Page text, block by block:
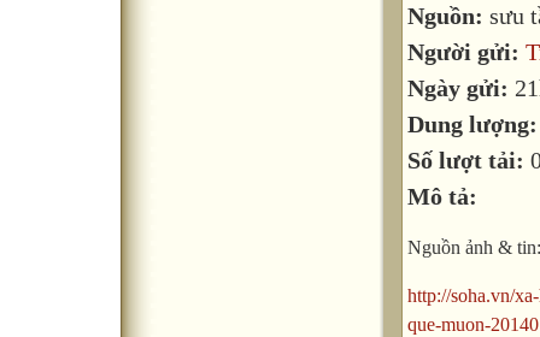
Nguồn: sưu
Người gửi:
Ngày gửi:
Dung
Số lượt tải:
Mô tả:
Nguồn ảnh & tin:
http://soha.vn/
que-muon-